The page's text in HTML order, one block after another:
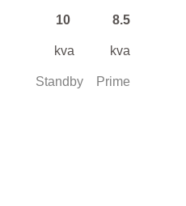
8.5 10
kva kva
Standby Prime